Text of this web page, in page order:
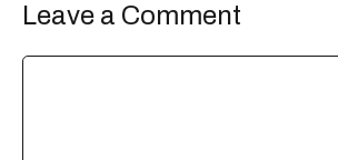
Leave a Comment